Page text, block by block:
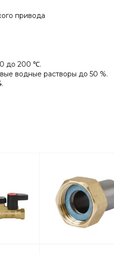
привода
до 200 ℃.
водные растворы до 50 %.